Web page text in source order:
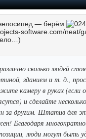
— берём
software.com/neat/
сколько людей
зданием и т. д.,
камеру в руках (если
и сделайте
за другим. Штатив для
Благодаря
люди могут быть